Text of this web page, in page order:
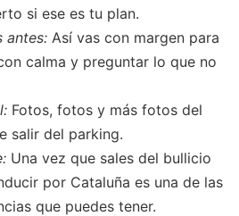
si ese es tu plan.
antes: Así vas con margen para
calma y preguntar lo que no
Fotos, fotos y más fotos del
salir del parking.
Una vez que sales del bullicio
por Cataluña es una de las
que puedes tener.